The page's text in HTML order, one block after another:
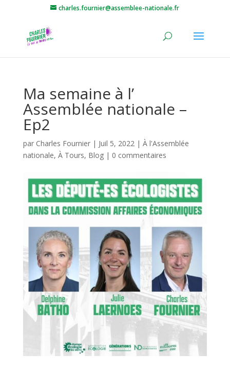
charles.fournier@assemblee-nationale.fr
Ma semaine à l’
Assemblée nationale –
Ep2
par Charles Fournier| Juil 5, 2022| À l'Assemblée
nationale, À Tours, Blog| 0 commentaires